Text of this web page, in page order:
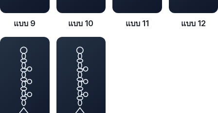
แบบ 9 แบบ 10 แบบ 11 แบบ 12